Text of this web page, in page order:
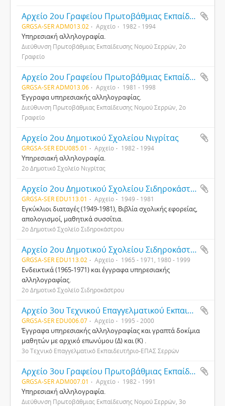
Αρχείο 2ου Γραφείου Πρωτοβάθμιας Εκπαίδευσης Νομού Σερρών
GRGSA-SER ADM013.02 Αρχείο 1982 - 1994
Υπηρεσιακή αλληλογραφία.
Διεύθυνση Πρωτοβάθμιας Εκπαίδευσης Νομού Σερρών, 2ο
Γραφείο
Αρχείο 2ου Γραφείου Πρωτοβάθμιας Εκπαίδευσης Νομού Σερρών
GRGSA-SER ADM013.06 Αρχείο 1981 - 1998
Έγγραφα υπηρεσιακής αλληλογραφίας.
Διεύθυνση Πρωτοβάθμιας Εκπαίδευσης Νομού Σερρών, 2ο
Γραφείο
Αρχείο 2ου Δημοτικού Σχολείου Νιγρίτας
GRGSA-SER EDU085.01 Αρχείο 1982 - 1994
Υπηρεσιακή αλληλογραφία.
2ο Δημοτικό Σχολείο Νιγρίτας
Αρχείο 2ου Δημοτικού Σχολείου Σιδηροκάστρου
GRGSA-SER EDU113.01 Αρχείο 1949 - 1981
Εγκύκλιοι διαταγές (1949-1981), Βιβλία σχολικής εφορείας,
απολογισμοί, μαθητικά συσσίτια.
2ο Δημοτικό Σχολείο Σιδηροκάστρου
Αρχείο 2ου Δημοτικού Σχολείου Σιδηροκάστρου
GRGSA-SER EDU113.02 Αρχείο 1965 - 1971, 1980 - 1999
Ενδεικτικά (1965-1971) και έγγραφα υπηρεσιακής
αλληλογραφίας.
2ο Δημοτικό Σχολείο Σιδηροκάστρου
Αρχείο 3ου Tεχνικού Επαγγελματικού Εκπαιδευτηρίου Σερρών
GRGSA-SER EDU006.07 Αρχείο 1995 - 2000
Έγγραφα υπηρεσιακής αλληλογραφίας και γραπτά δοκίμια
μαθητών με αρχικό επωνύμου (Δ) και (Κ) .
3ο Τεχνικό Επαγγελματικό Εκπαιδευτήριο-ΕΠΑΣ Σερρών
Αρχείο 3ου Γραφείου Πρωτοβάθμιας Εκπαίδευσης Νομού Σερρών
GRGSA-SER ADM007.01 Αρχείο 1982 - 1991
Υπηρεσιακή αλληλογραφία.
Διεύθυνση Πρωτοβάθμιας Εκπαίδευσης Νομού Σερρών, 3ο